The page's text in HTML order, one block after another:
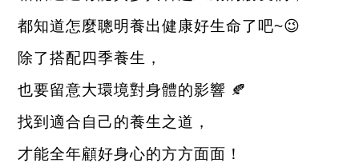
都知道怎麼聰明養出健康好生命了吧~😉
除了搭配四季養生，
也要留意大環境對身體的影響 🍂
找到適合自己的養生之道，
才能全年顧好身心的方方面面！